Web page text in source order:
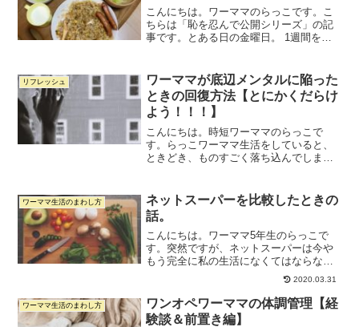
こんにちは。ワーママのらっこです。こ
ちらは「恥を忍んで公開シリーズ」の記
事です。とある日の金曜日。 1週間を乗
いるけれど、とりあえず晩ご飯を準備せ
ねば、、晩酌もしたい。...
リフレッシュ
ワーママが底辺メンタルに陥った
ときの回復方法【とにかくだらけ
よう！！！】
こんにちは。時短ワーママのらっこで
す。らっこワーママ生活をしていると、
ときどき、ものすごく落ち込んでしまう
日々に疲れていると、ドーンと気持ちが
落ちてしまいがちです。少し...
ワーママ生活のまわし方
ネットスーパーを比較したときの
話。
こんにちは。ワーママ5年生のらっこで
す。突然ですが、ネットスーパーは今や
もう完全に私の生活になくてはならない
ものですよね。育休から復帰してすぐは
毎週末せっせとスーパーに通っていたの
だけど、毎週買い物に行くだけで半日潰
れるのがしんどくなってき...
2020.03.31
ワーママ生活のまわし方
ワンオペワーママの体調管理【経
験談＆前置き編】